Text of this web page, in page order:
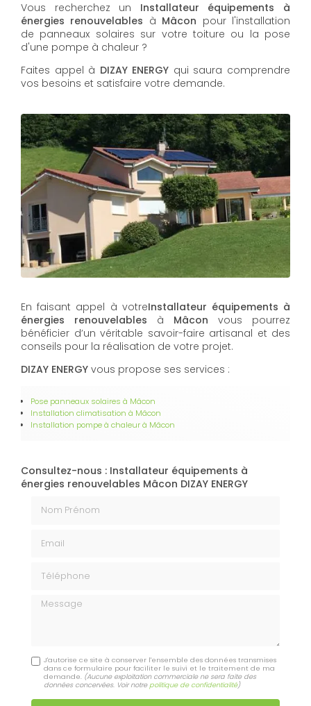
Vous recherchez un Installateur équipements à
énergies renouvelables à Mâcon pour l'installation
de panneaux solaires sur votre toiture ou la pose
d'une pompe à chaleur ?
Faites appel à DIZAY ENERGY qui saura comprendre
vos besoins et satisfaire votre demande.
En faisant appel à votreInstallateur équipements à
énergies renouvelables à Mâcon vous pourrez
bénéficier d’un véritable savoir-faire artisanal et des
conseils pour la réalisation de votre projet.
DIZAY ENERGY vous propose ses services :
Pose panneaux solaires à Mâcon
Installation climatisation à Mâcon
Installation pompe à chaleur à Mâcon
Consultez-nous : Installateur équipements à
énergies renouvelables Mâcon DIZAY ENERGY
Message
J'autorise ce site à conserver l'ensemble des données transmises
dans ce formulaire pour faciliter le suivi et le traitement de ma
demande. (Aucune exploitation commerciale ne sera faite des
données concervées. Voir notre politique de confidentialité)